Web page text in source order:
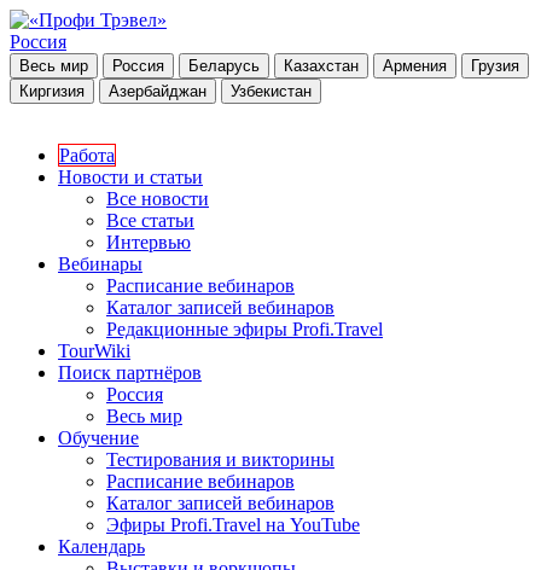
Россия
Весь мир Россия Беларусь Казахстан Армения
Грузия
Киргизия
Азербайджан Узбекистан
Работа
Новости и статьи
Все новости
Все статьи
Интервью
Вебинары
Расписание вебинаров
Каталог записей вебинаров
Редакционные эфиры Profi.Travel
TourWiki
Поиск партнёров
Россия
Весь мир
Обучение
Тестирования и викторины
Расписание вебинаров
Каталог записей вебинаров
Эфиры Profi.Travel на YouTube
Календарь